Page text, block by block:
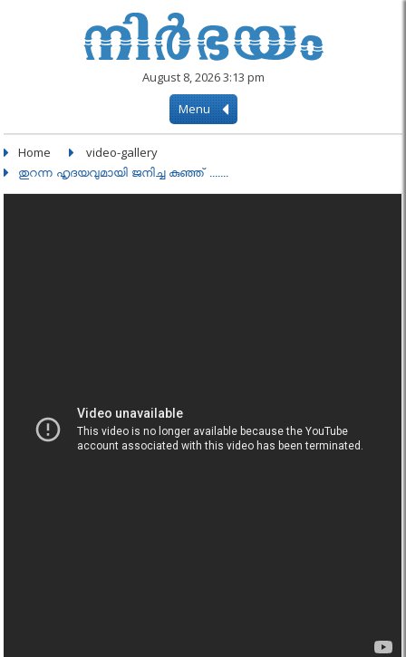
August 8, 2026 3:13 pm
Menu
Home video-gallery
തുറന്ന ഹൃദയവുമായി ജനിച്ച കുഞ്ഞ് .......